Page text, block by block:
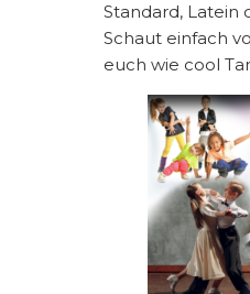
Standard, Latein
Schaut einfach
euch wie cool